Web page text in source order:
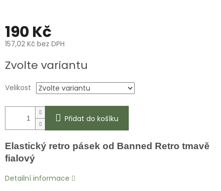
190 Kč
157,02 Kč bez DPH
cena:
Zvolte variantu
Velikost
Přidat do košíku
Elastický retro pásek od Banned Retro tmavě
fialový
Detailní informace